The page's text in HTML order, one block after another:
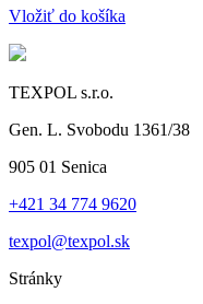
Vložiť do košíka
TEXPOL s.r.o.
Gen. L. Svobodu 1361/38
905 01 Senica
+421 34 774 9620
texpol@texpol.sk
Stránky